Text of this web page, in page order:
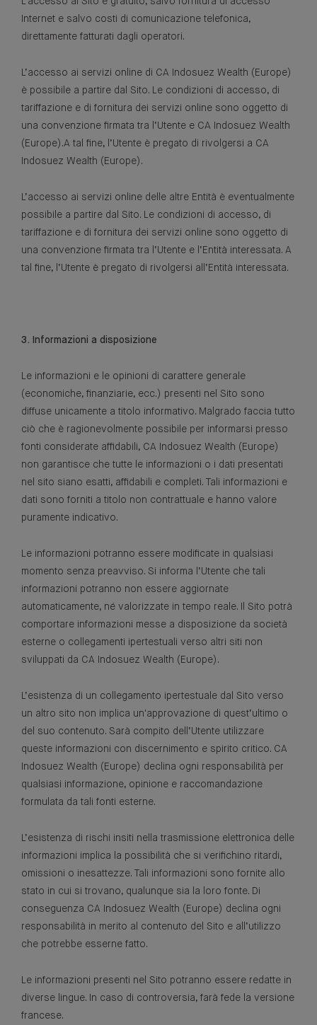
Internet e salvo costi di comunicazione telefonica,
direttamente fatturati dagli operatori.
L’accesso ai servizi online di CA Indosuez Wealth (Europe)
è possibile a partire dal Sito. Le condizioni di accesso, di
tariffazione e di fornitura dei servizi online sono oggetto di
una convenzione firmata tra l’Utente e CA Indosuez Wealth
(Europe).A tal fine, l’Utente è pregato di rivolgersi a CA
Indosuez Wealth (Europe).
L’accesso ai servizi online delle altre Entità è eventualmente
possibile a partire dal Sito. Le condizioni di accesso, di
tariffazione e di fornitura dei servizi online sono oggetto di
una convenzione firmata tra l’Utente e l’Entità interessata. A
tal fine, l’Utente è pregato di rivolgersi all’Entità interessata.
3. Informazioni a disposizione
Le informazioni e le opinioni di carattere generale
(economiche, finanziarie, ecc.) presenti nel Sito sono
diffuse unicamente a titolo informativo. Malgrado faccia tutto
ciò che è ragionevolmente possibile per informarsi presso
fonti considerate affidabili, CA Indosuez Wealth (Europe)
non garantisce che tutte le informazioni o i dati presentati
nel sito siano esatti, affidabili e completi. Tali informazioni e
dati sono forniti a titolo non contrattuale e hanno valore
puramente indicativo.
Le informazioni potranno essere modificate in qualsiasi
momento senza preavviso. Si informa l’Utente che tali
informazioni potranno non essere aggiornate
automaticamente, né valorizzate in tempo reale. Il Sito potrà
comportare informazioni messe a disposizione da società
esterne o collegamenti ipertestuali verso altri siti non
sviluppati da CA Indosuez Wealth (Europe).
L’esistenza di un collegamento ipertestuale dal Sito verso
un altro sito non implica un'approvazione di quest’ultimo o
del suo contenuto. Sarà compito dell’Utente utilizzare
queste informazioni con discernimento e spirito critico. CA
Indosuez Wealth (Europe) declina ogni responsabilità per
qualsiasi informazione, opinione e raccomandazione
formulata da tali fonti esterne.
L’esistenza di rischi insiti nella trasmissione elettronica delle
informazioni implica la possibilità che si verifichino ritardi,
omissioni o inesattezze. Tali informazioni sono fornite allo
stato in cui si trovano, qualunque sia la loro fonte. Di
conseguenza CA Indosuez Wealth (Europe) declina ogni
responsabilità in merito al contenuto del Sito e all’utilizzo
che potrebbe esserne fatto.
Le informazioni presenti nel Sito potranno essere redatte in
diverse lingue. In caso di controversia, farà fede la versione
francese.